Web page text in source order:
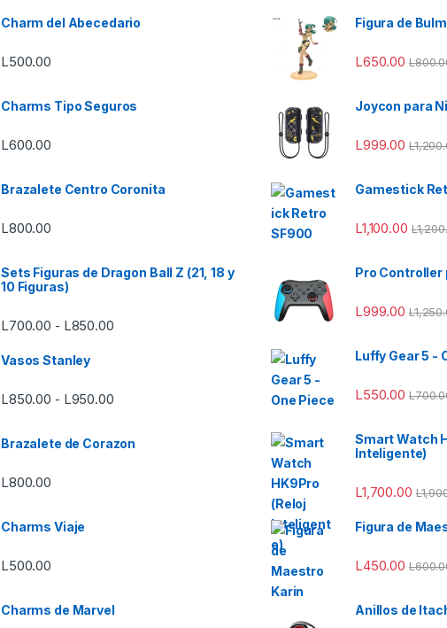
Charm del Abecedario
L500.00
Charms Tipo Seguros
L600.00
Brazalete Centro Coronita
L800.00
Sets Figuras de Dragon Ball Z (21, 18 y
10 Figuras)
L700.00 - L850.00Rango de precios: desde L700.00 hasta L850.00
Vasos Stanley
L850.00 - L950.00Rango de precios: desde L850.00 hasta L950.00
Brazalete de Corazon
L800.00
Charms Viaje
L500.00
Charms de Marvel
Figura de
L650.00 L
Joycon para
L999.00 L
Gamestick
L1,100.00 L
Pro Controller
L999.00 L
Luffy Gear 5 -
L550.00 L
Smart Watch
Inteligente)
L1,700.00 L
Figura de
L450.00 L
Anillos de